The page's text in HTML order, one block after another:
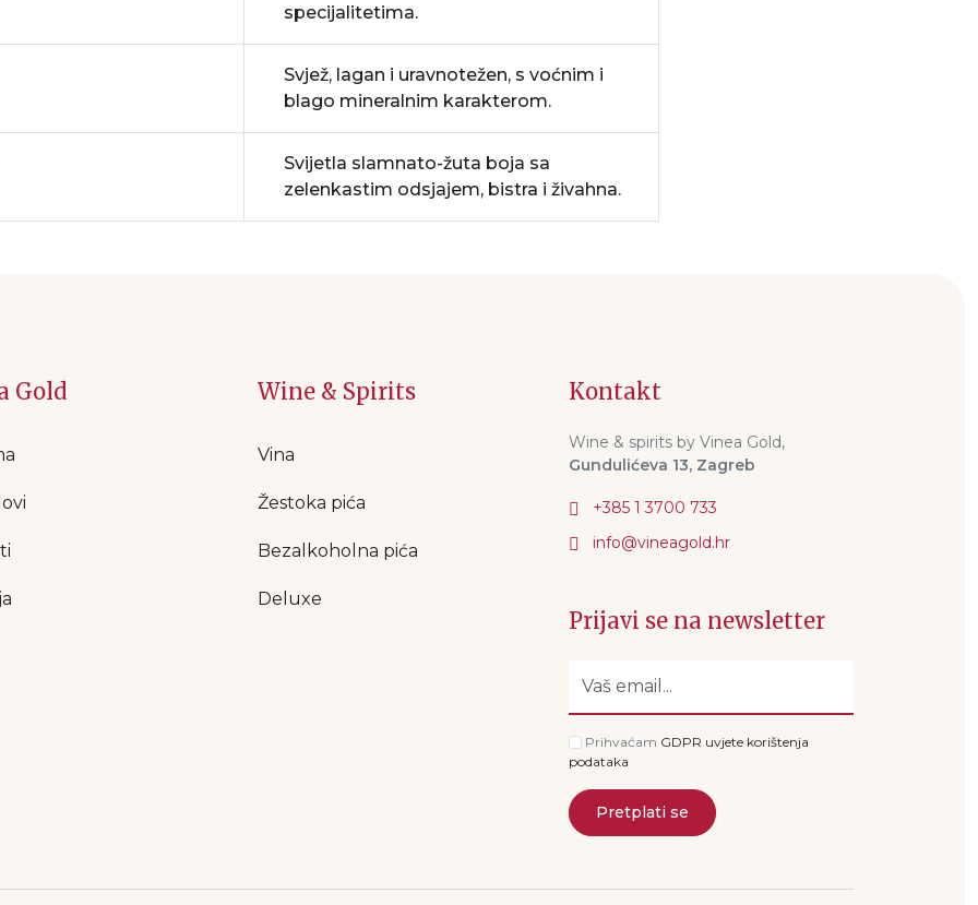
specijalitetima.
Svjež, lagan i uravnotežen, s voćnim i
blago mineralnim karakterom.
Svijetla slamnato-žuta boja sa
zelenkastim odsjajem, bistra i živahna.
Gold Wine & Spirits
Vina
Žestoka pića
Bezalkoholna pića
Deluxe
Kontakt
Wine & spirits by Vinea Gold,
Gundulićeva 13, Zagreb
+385 1 3700 733
Prijavi se na newsletter
Prihvaćam GDPR uvjete korištenja
podataka
Pretplati se